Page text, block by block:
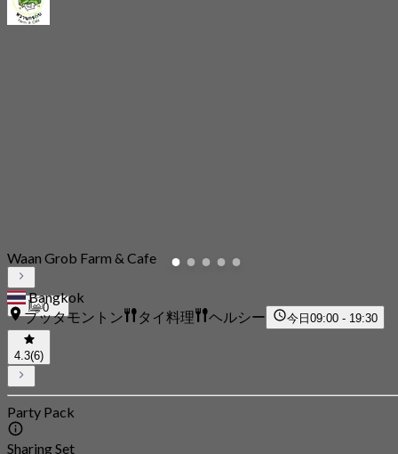
0
Waan Grob Farm & Cafe
Bangkok
プッタモントン
タイ料理 ヘルシー 今日09:00 - 19:30
4.3(6)
Party Pack
Sharing Set